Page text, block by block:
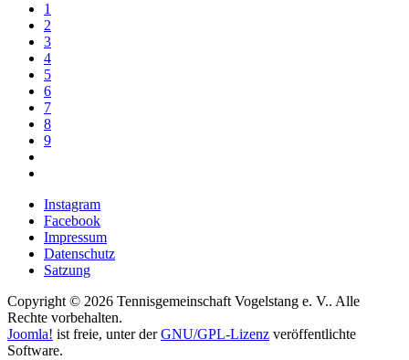
1
2
3
4
5
6
7
8
9
Instagram
Facebook
Impressum
Datenschutz
Satzung
Copyright © 2026 Tennisgemeinschaft Vogelstang e. V.. Alle
Rechte vorbehalten.
Joomla! ist freie, unter derGNU/GPL-Lizenz veröffentlichte
Software.